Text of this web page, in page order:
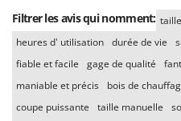
Filtrer les avis qui nomment:
heures d' utilisation durée de vie
fiable et facile
gage de qualité
maniable et précis
bois de
coupe puissante
taille manuelle